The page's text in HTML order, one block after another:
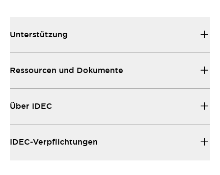
Unterstützung
Ressourcen und Dokumente
Über IDEC
IDEC-Verpflichtungen